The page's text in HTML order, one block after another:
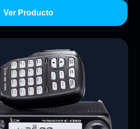
Ver Producto